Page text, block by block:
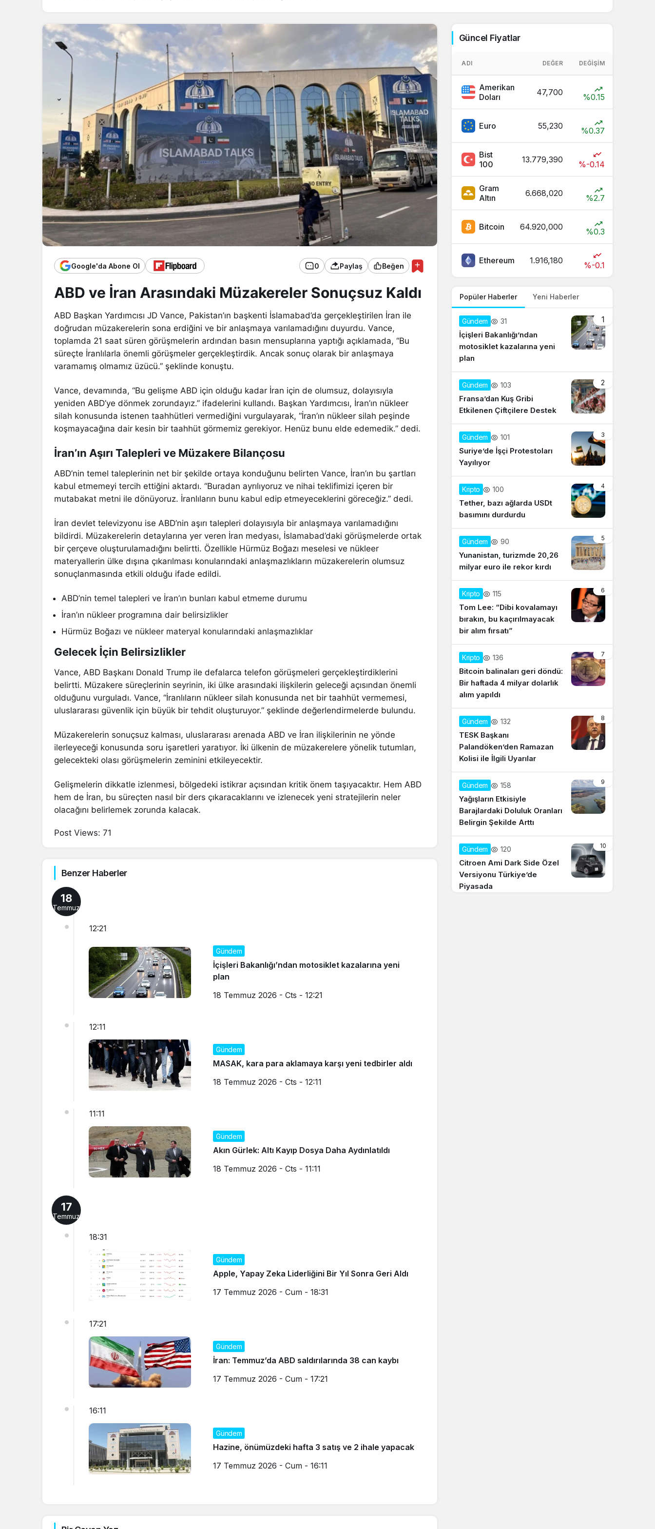
Sistem modunu seçin.
Google'da Abone Ol 0 Paylaş Beğen
ABD ve İran Arasındaki Müzakereler Sonuçsuz Kaldı
ABD Başkan Yardımcısı JD Vance, Pakistan’ın başkenti İslamabad’da gerçekleştirilen İran ile
doğrudan müzakerelerin sona erdiğini ve bir anlaşmaya varılamadığını duyurdu. Vance,
toplamda 21 saat süren görüşmelerin ardından basın mensuplarına yaptığı açıklamada, “Bu
süreçte İranlılarla önemli görüşmeler gerçekleştirdik. Ancak sonuç olarak bir anlaşmaya
varamamış olmamız üzücü.” şeklinde konuştu.
Vance, devamında, “Bu gelişme ABD için olduğu kadar İran için de olumsuz, dolayısıyla
yeniden ABD’ye dönmek zorundayız.” ifadelerini kullandı. Başkan Yardımcısı, İran’ın nükleer
silah konusunda istenen taahhütleri vermediğini vurgulayarak, “İran’ın nükleer silah peşinde
koşmayacağına dair kesin bir taahhüt görmemiz gerekiyor. Henüz bunu elde edemedik.” dedi.
İran’ın Aşırı Talepleri ve Müzakere Bilançosu
ABD’nin temel taleplerinin net bir şekilde ortaya konduğunu belirten Vance, İran’ın bu şartları
kabul etmemeyi tercih ettiğini aktardı. “Buradan ayrılıyoruz ve nihai teklifimizi içeren bir
mutabakat metni ile dönüyoruz. İranlıların bunu kabul edip etmeyeceklerini göreceğiz.” dedi.
İran devlet televizyonu ise ABD’nin aşırı talepleri dolayısıyla bir anlaşmaya varılamadığını
bildirdi. Müzakerelerin detaylarına yer veren İran medyası, İslamabad’daki görüşmelerde ortak
bir çerçeve oluşturulamadığını belirtti. Özellikle Hürmüz Boğazı meselesi ve nükleer
materyallerin ülke dışına çıkarılması konularındaki anlaşmazlıkların müzakerelerin olumsuz
sonuçlanmasında etkili olduğu ifade edildi.
ABD’nin temel talepleri ve İran’ın bunları kabul etmeme durumu
İran’ın nükleer programına dair belirsizlikler
Hürmüz Boğazı ve nükleer materyal konularındaki anlaşmazlıklar
Gelecek İçin Belirsizlikler
Vance, ABD Başkanı Donald Trump ile defalarca telefon görüşmeleri gerçekleştirdiklerini
belirtti. Müzakere süreçlerinin seyrinin, iki ülke arasındaki ilişkilerin geleceği açısından önemli
olduğunu vurguladı. Vance, “İranlıların nükleer silah konusunda net bir taahhüt vermemesi,
uluslararası güvenlik için büyük bir tehdit oluşturuyor.” şeklinde değerlendirmelerde bulundu.
Müzakerelerin sonuçsuz kalması, uluslararası arenada ABD ve İran ilişkilerinin ne yönde
ilerleyeceği konusunda soru işaretleri yaratıyor. İki ülkenin de müzakerelere yönelik tutumları,
gelecekteki olası görüşmelerin zeminini etkileyecektir.
Gelişmelerin dikkatle izlenmesi, bölgedeki istikrar açısından kritik önem taşıyacaktır. Hem ABD
hem de İran, bu süreçten nasıl bir ders çıkaracaklarını ve izlenecek yeni stratejilerin neler
olacağını belirlemek zorunda kalacak.
Post Views: 71
Benzer Haberler
18
Temmuz
12:21
Gündem
İçişleri Bakanlığı’ndan motosiklet kazalarına yeni
plan
18 Temmuz 2026 - Cts - 12:21
12:11
Gündem
MASAK, kara para aklamaya karşı yeni tedbirler aldı
18 Temmuz 2026 - Cts - 12:11
11:11
Gündem
Akın Gürlek: Altı Kayıp Dosya Daha Aydınlatıldı
18 Temmuz 2026 - Cts - 11:11
17
Temmuz
18:31
Gündem
Apple, Yapay Zeka Liderliğini Bir Yıl Sonra Geri Aldı
17 Temmuz 2026 - Cum - 18:31
17:21
Gündem
İran: Temmuz’da ABD saldırılarında 38 can kaybı
17 Temmuz 2026 - Cum - 17:21
16:11
Gündem
Hazine, önümüzdeki hafta 3 satış ve 2 ihale yapacak
17 Temmuz 2026 - Cum - 16:11
Güncel Fiyatlar
ADI DEĞER DEĞIŞIM
Amerikan
Doları
47,700 %0.15
Euro 55,230 %0.37
Bist
100
13.779,390 %-0.14
Gram
Altın
6.668,020 %2.7
Bitcoin 64.920,000 %0.3
Ethereum 1.916,180 %-0.1
Popüler Haberler Yeni Haberler
1
Gündem 31
İçişleri Bakanlığı’ndan
motosiklet kazalarına yeni
plan
2
Gündem 103
Fransa’dan Kuş Gribi
Etkilenen Çiftçilere Destek
3
Gündem 101
Suriye’de İşçi Protestoları
Yayılıyor
4
Kripto 100
Tether, bazı ağlarda USDt
basımını durdurdu
5
Gündem 90
Yunanistan, turizmde 20,26
milyar euro ile rekor kırdı
6
Kripto 115
Tom Lee: “Dibi kovalamayı
bırakın, bu kaçırılmayacak
bir alım fırsatı”
7
Kripto 136
Bitcoin balinaları geri döndü:
Bir haftada 4 milyar dolarlık
alım yapıldı
8
Gündem 132
TESK Başkanı
Palandöken’den Ramazan
Kolisi ile İlgili Uyarılar
9
Gündem 158
Yağışların Etkisiyle
Barajlardaki Doluluk Oranları
Belirgin Şekilde Arttı
10
Gündem 120
Citroen Ami Dark Side Özel
Versiyonu Türkiye’de
Piyasada